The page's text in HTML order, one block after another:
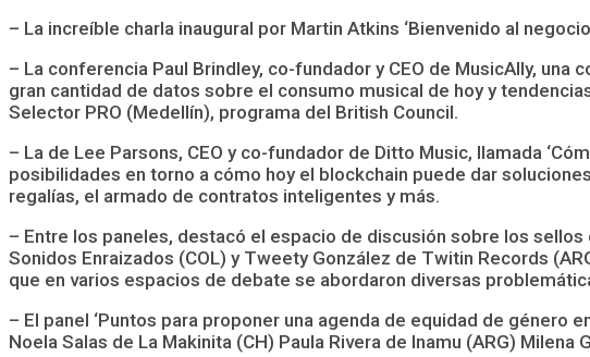
– La increíble charla inaugural por Martin Atkins ‘Bienvenido al
– La conferencia Paul Brindley, co-fundador y CEO de MusicAlly,
gran cantidad de datos sobre el consumo musical de hoy y
Selector PRO (Medellín), programa del British Council.
– La de Lee Parsons, CEO y co-fundador de Ditto Music, llamada
posibilidades en torno a cómo hoy el blockchain puede dar
regalías, el armado de contratos inteligentes y más.
– Entre los paneles, destacó el espacio de discusión sobre los
Sonidos Enraizados (COL) y Tweety González de Twitin Records
que en varios espacios de debate se abordaron diversas
– El panel ‘Puntos para proponer una agenda de equidad de
Noela Salas de La Makinita (CH) Paula Rivera de Inamu (ARG)